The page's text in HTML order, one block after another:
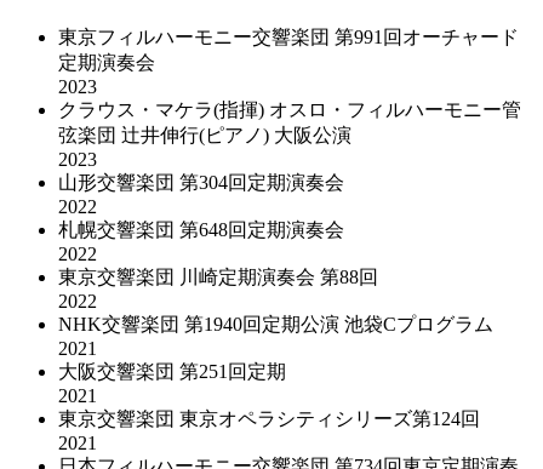
東京フィルハーモニー交響楽団 第991回オーチャード
定期演奏会
2023
クラウス・マケラ(指揮) オスロ・フィルハーモニー管
弦楽団 辻井伸行(ピアノ) 大阪公演
2023
山形交響楽団 第304回定期演奏会
2022
札幌交響楽団 第648回定期演奏会
2022
東京交響楽団 川崎定期演奏会 第88回
2022
NHK交響楽団 第1940回定期公演 池袋Cプログラム
2021
大阪交響楽団 第251回定期
2021
東京交響楽団 東京オペラシティシリーズ第124回
2021